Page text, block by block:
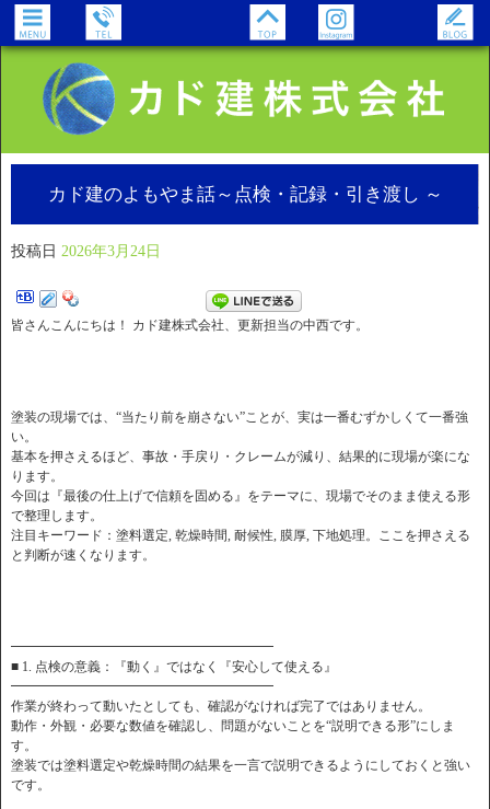
カド建のよもやま話～点検・記録・引き渡し ～
投稿日 2026年3月24日
皆さんこんにちは！ カド建株式会社、更新担当の中西です。
塗装の現場では、“当たり前を崩さない”ことが、実は一番むずかしくて一番強
い。
基本を押さえるほど、事故・手戻り・クレームが減り、結果的に現場が楽にな
ります。
今回は『最後の仕上げで信頼を固める』をテーマに、現場でそのまま使える形
で整理します。
注目キーワード：塗料選定, 乾燥時間, 耐候性, 膜厚, 下地処理。ここを押さえる
と判断が速くなります。
━━━━━━━━━━━━━━━━━━━━
■ 1. 点検の意義：『動く』ではなく『安心して使える』
━━━━━━━━━━━━━━━━━━━━
作業が終わって動いたとしても、確認がなければ完了ではありません。
動作・外観・必要な数値を確認し、問題がないことを“説明できる形”にしま
す。
塗装では塗料選定や乾燥時間の結果を一言で説明できるようにしておくと強い
です。